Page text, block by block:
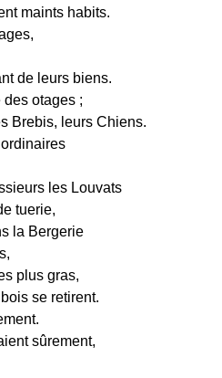
maints habits.
de leurs biens.
des otages ;
Brebis, leurs Chiens.
les Louvats
tuerie,
la Bergerie
plus gras,
se retirent.
sûrement,